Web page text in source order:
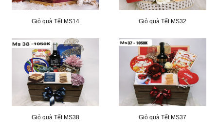
Giỏ quà Tết MS14 Giỏ quà Tết MS32
Giỏ quà Tết MS38 Giỏ quà Tết MS37